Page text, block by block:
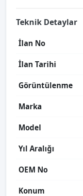
Teknik Detaylar
İlan No
İlan Tarihi
Görüntülenme
Marka
Model
Yıl Aralığı
OEM No
Konum